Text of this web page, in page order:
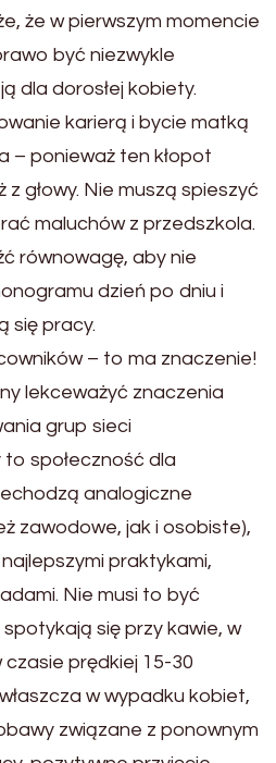
że w pierwszym momencie
być niezwykle
dla dorosłej kobiety.
karierą i bycie matką
– ponieważ ten kłopot
z głowy. Nie muszą spieszyć
maluchów z przedszkola.
równowagę, aby nie
dzień po dniu i
się pracy.
– to ma znaczenie!
lekceważyć znaczenia
grup sieci
społeczność dla
analogiczne
zawodowe, jak i osobiste),
praktykami,
Nie musi to być
się przy kawie, w
prędkiej 15-30
w wypadku kobiet,
związane z ponownym